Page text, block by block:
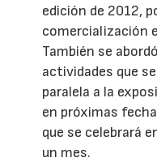
edición de 2012,
comercialización
También se
actividades que
paralela a la
en próximas
que se celebrará
un mes.